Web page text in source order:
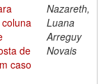
de
caso
Nazareth,
Luana
Arreguy
Novais